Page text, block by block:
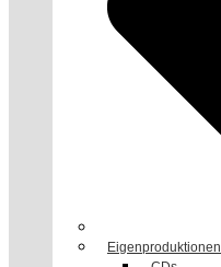
Eigenproduktionen